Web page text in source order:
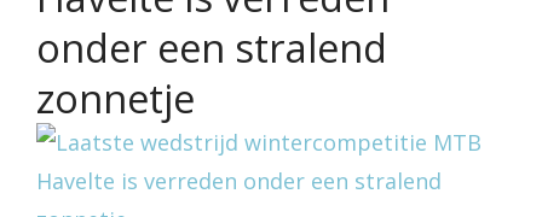
onder een stralend
zonnetje